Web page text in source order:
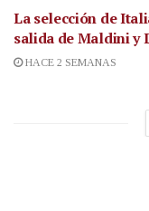
La selección de
salida de Maldini y
HACE 2 SEMANAS